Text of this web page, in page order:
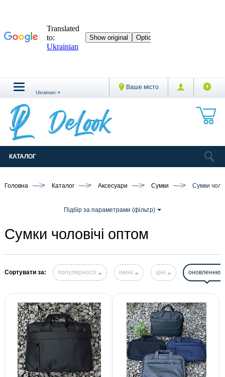
Ваше місто
Ukrainian ▼
КАТАЛОГ
Головна Каталог Аксесуари Сумки Сумки
Підбір за параметрами (фільтр)
Сумки чоловічі оптом
Сортувати за: популярності імені ціні оновленню